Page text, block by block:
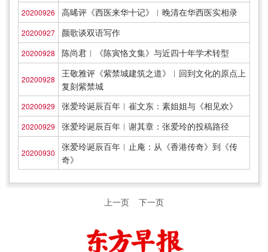
20200926 高晞评《西医来华十记》︱晚清在华西医实相录
20200927 颜歌谈双语写作
20200928 陈尚君︱《陈寅恪文集》与近四十年学术转型
20200928
王敬雅评《紫禁城建筑之道》︱回到文化的原点上
复刻紫禁城
20200929 张爱玲诞辰百年︱崔文东：素姐姐与《相见欢》
20200929 张爱玲诞辰百年︱谢其章：张爱玲的投稿路径
20200930
张爱玲诞辰百年︱止庵：从《香港传奇》到《传
奇》
上一页 下一页